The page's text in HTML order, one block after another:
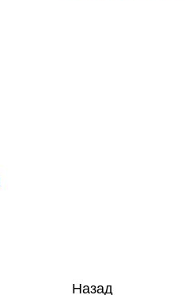
Назад